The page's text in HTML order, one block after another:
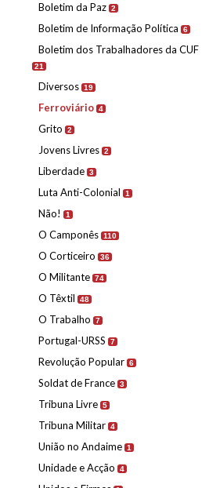
Boletim da Paz 2
Boletim de Informação Política 6
Boletim dos Trabalhadores da CUF
21
Diversos 19
Ferroviário 4
Grito 2
Jovens Livres 2
Liberdade 3
Luta Anti-Colonial 1
Não! 1
O Camponês 110
O Corticeiro 36
O Militante 74
O Têxtil 48
O Trabalho 7
Portugal-URSS 7
Revolução Popular 6
Soldat de France 3
Tribuna Livre 5
Tribuna Militar 4
União no Andaime 1
Unidade e Acção 4